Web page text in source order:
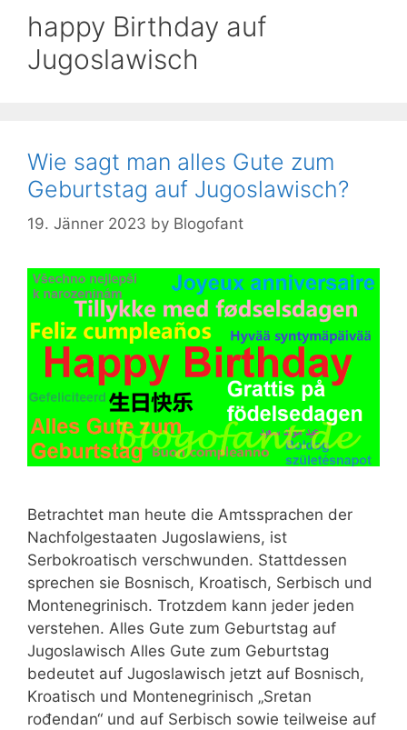
happy Birthday auf
Jugoslawisch
Wie sagt man alles Gute zum
Geburtstag auf Jugoslawisch?
19. Jänner 2023 by Blogofant
Betrachtet man heute die Amtssprachen der
Nachfolgestaaten Jugoslawiens, ist
Serbokroatisch verschwunden. Stattdessen
sprechen sie Bosnisch, Kroatisch, Serbisch und
Montenegrinisch. Trotzdem kann jeder jeden
verstehen. Alles Gute zum Geburtstag auf
Jugoslawisch Alles Gute zum Geburtstag
bedeutet auf Jugoslawisch jetzt auf Bosnisch,
Kroatisch und Montenegrinisch „Sretan
rođendan“ und auf Serbisch sowie teilweise auf